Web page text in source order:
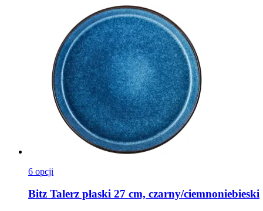
6 opcji
Bitz Talerz płaski 27 cm, czarny/ciemnoniebieski